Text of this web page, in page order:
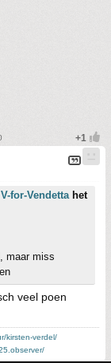
V-for-Vendetta het
maar miss
veel poen
kirsten-verdel/